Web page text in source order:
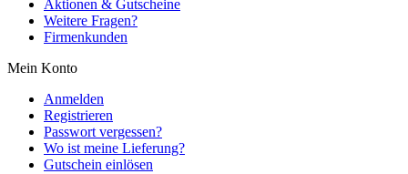
Aktionen & Gutscheine
Weitere Fragen?
Firmenkunden
Mein Konto
Anmelden
Registrieren
Passwort vergessen?
Wo ist meine Lieferung?
Gutschein einlösen